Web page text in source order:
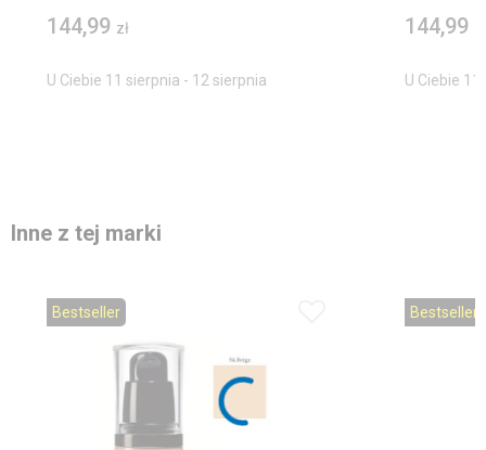
podkład matujący, 2N1 Desert Beige,
30 ml
144,99 zł
U Ciebie 11 sierpnia - 12 sierpnia
podkład
144,99
U Ciebie
Inne z tej marki
Bestseller Bestseller